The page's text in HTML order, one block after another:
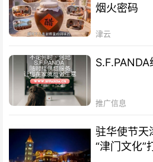
烟火密码
津云
推广信息
驻华使节天
“津门文化”